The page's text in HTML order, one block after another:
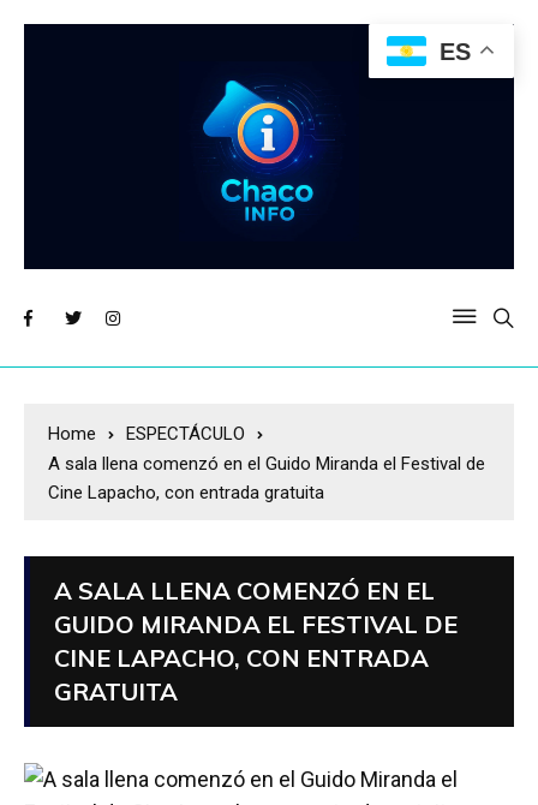
Home
ESPECTÁCULO
A sala llena comenzó en el Guido Miranda el Festival de
Cine Lapacho, con entrada gratuita
A SALA LLENA COMENZÓ EN EL
GUIDO MIRANDA EL FESTIVAL DE
CINE LAPACHO, CON ENTRADA
GRATUITA
ES